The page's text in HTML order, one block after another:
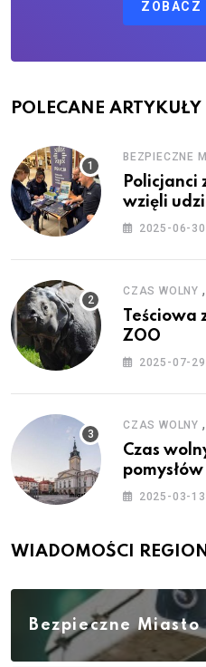
ZOBACZ
POLECANE ARTYKUŁY
BEZPIECZNE
Policjanci
wzięli
Wakacje”
2025-06-30
CZAS WOLNY ,
Teściowa
ZOO
2025-07-29
CZAS WOLNY ,
Czas
rodzinne
2025-03-13
WIADOMOŚCI
Bezpieczne Miasto